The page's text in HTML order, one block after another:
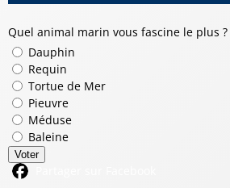
Quel animal marin vous fascine le plus ?
Dauphin
Requin
Tortue de Mer
Pieuvre
Méduse
Baleine
Voter